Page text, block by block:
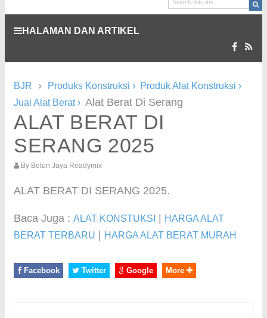
HALAMAN DAN ARTIKEL
BJR › Produks Konstruksi › Produk Alat Konstruksi ›
Jual Alat Berat› Alat Berat Di Serang
ALAT BERAT DI
SERANG 2025
By Beton Jaya Readymix
ALAT BERAT DI SERANG 2025.
Baca Juga : ALAT KONSTUKSI
HARGA ALAT
BERAT TERBARU
HARGA ALAT BERAT MURAH
Facebook Twitter Google More